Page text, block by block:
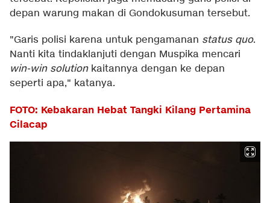
depan warung makan di Gondokusuman tersebut.
"Garis polisi karena untuk pengamanan status quo.
Nanti kita tindaklanjuti dengan Muspika mencari
win-win solutionkaitannya dengan ke depan
seperti apa," katanya.
FOTO: Kebakaran Hebat Tangki Kilang Pertamina
Cilacap